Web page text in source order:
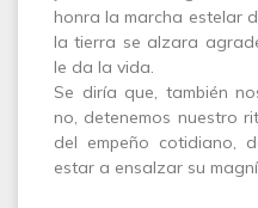
honra la marcha estelar
la tierra se alzara
le da la vida.
Se diría que, también
no, detenemos nuestro
del empeño cotidiano,
estar a ensalzar su